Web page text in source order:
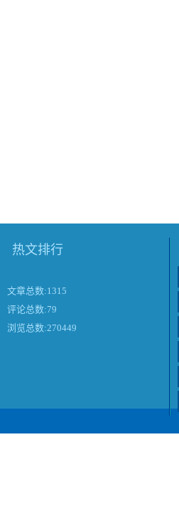
热文排行
文章总数:1315
评论总数:79
浏览总数:270449